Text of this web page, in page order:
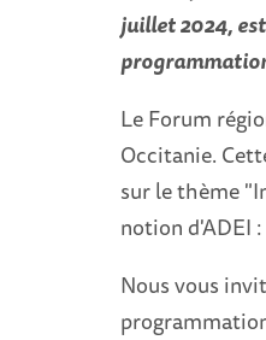
juillet 2024,
Le Forum
Occitanie.
sur le thème
notion d'ADEI
Nous vous